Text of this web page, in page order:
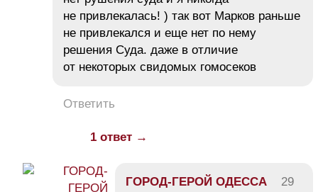
не привлекалась! ) так вот Марков раньше
не привлекался и еще нет по нему
решения Суда. даже в отличие
от некоторых свидомых гомосеков
Ответить
1 ответ →
ГОРОД-ГЕРОЙ ОДЕССА
29